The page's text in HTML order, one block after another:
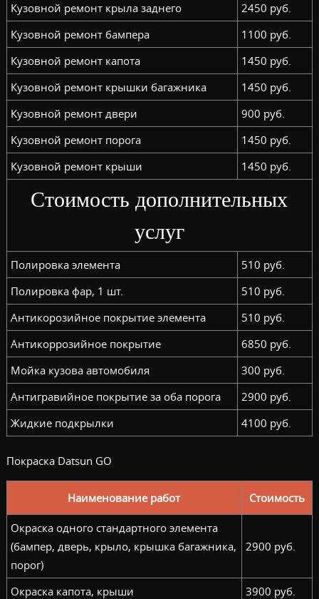
Кузовной ремонт крыла заднего
2450 руб.
Кузовной ремонт бампера
1100 руб.
Кузовной ремонт капота
1450 руб.
Кузовной ремонт крышки багажника
1450 руб.
Кузовной ремонт двери
900 руб.
Кузовной ремонт порога
1450 руб.
Кузовной ремонт крыши
1450 руб.
Стоимость дополнительных
услуг
Полировка элемента
510 руб.
Полировка фар, 1 шт.
510 руб.
Антикорозийное покрытие элемента
510 руб.
Антикоррозийное покрытие
6850 руб.
Мойка кузова автомобиля
300 руб.
Антигравийное покрытие за оба порога
2900 руб.
Жидкие подкрылки
4100 руб.
Покраска Datsun GO
Наименование работ Стоимость
Окраска одного стандартного элемента
(бампер, дверь, крыло, крышка багажника,
порог)
2900 руб.
Окраска капота, крыши 3900 руб.